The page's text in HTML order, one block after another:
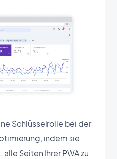
Schlüsselrolle bei der
indem sie
Seiten Ihrer PWA zu